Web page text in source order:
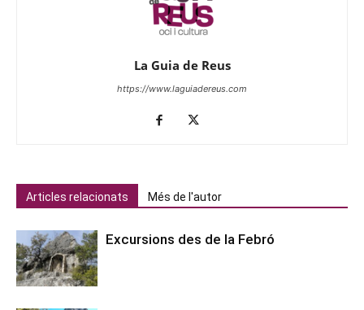
La Guia de Reus
https://www.laguiadereus.com
Articles relacionats Més de l'autor
Excursions des de la Febró